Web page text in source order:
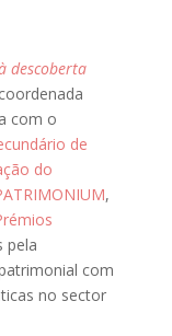
descoberta
com o
de
do
,
pela
com
no sector